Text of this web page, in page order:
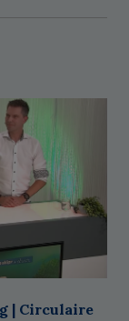
| Circulaire